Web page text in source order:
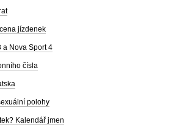
jízdenek
a Nova Sport 4
čísla
polohy
Kalendář jmen